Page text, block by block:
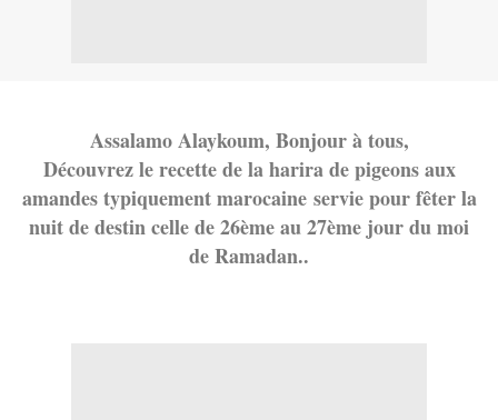
Assalamo Alaykoum, Bonjour à tous,
Découvrez le recette de la harira de pigeons aux
amandes typiquement marocaine servie pour fêter la
nuit de destin celle de 26ème au 27ème jour du moi
de Ramadan..